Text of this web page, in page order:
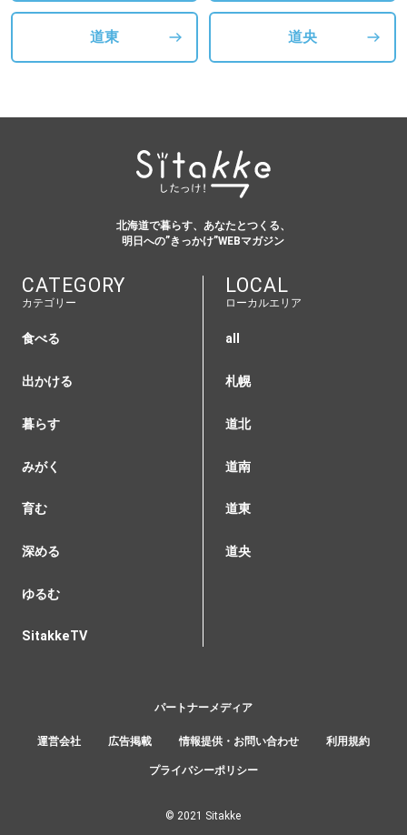
道東 道央
北海道で暮らす、あなたとつくる、
明日への”きっかけ”WEBマガジン
CATEGORY
カテゴリー
食べる
出かける
暮らす
みがく
育む
深める
ゆるむ
SitakkeTV
LOCAL
ローカルエリア
all
札幌
道北
道南
道東
道央
運営会社 広告掲載 情報提供・お問い合わせ 利用規約
プライバシーポリシー
パートナーメディア
© 2021 Sitakke